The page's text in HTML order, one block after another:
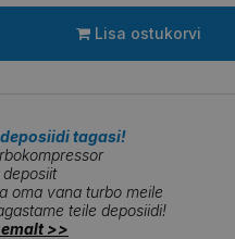
Lisa ostukorvi
deposiidi tagasi!
oma vana turbo meile
teile deposiidi!
>>